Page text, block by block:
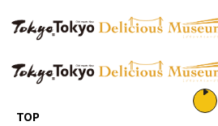
TOP